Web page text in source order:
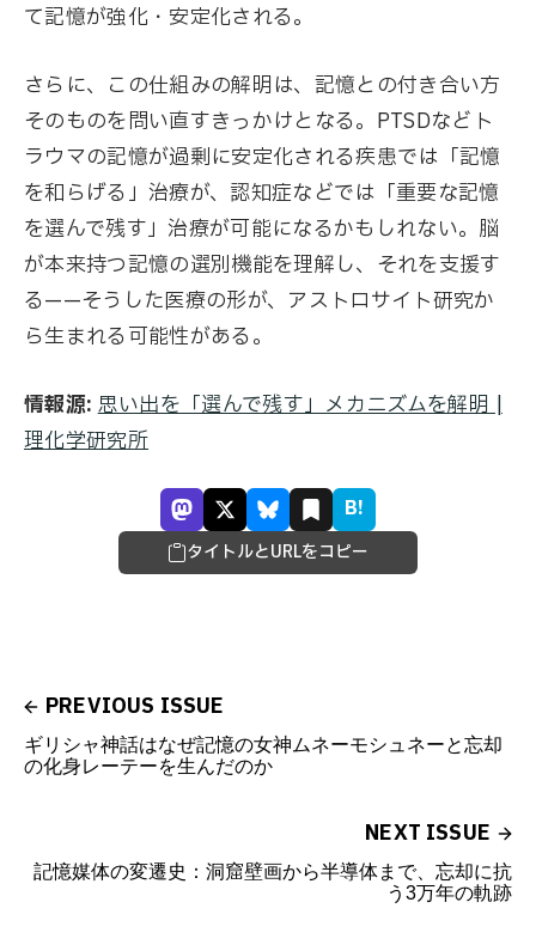
て記憶が強化・安定化される。
さらに、この仕組みの解明は、記憶との付き合い方
そのものを問い直すきっかけとなる。PTSDなどト
ラウマの記憶が過剰に安定化される疾患では「記憶
を和らげる」治療が、認知症などでは「重要な記憶
を選んで残す」治療が可能になるかもしれない。脳
が本来持つ記憶の選別機能を理解し、それを支援す
る——そうした医療の形が、アストロサイト研究か
ら生まれる可能性がある。
情報源: 思い出を「選んで残す」メカニズムを解明 |
理化学研究所
B!
タイトルとURLをコピー
PREVIOUS ISSUE
ギリシャ神話はなぜ記憶の女神ムネーモシュネーと忘却
の化身レーテーを生んだのか
NEXT ISSUE
記憶媒体の変遷史：洞窟壁画から半導体まで、忘却に抗
う3万年の軌跡